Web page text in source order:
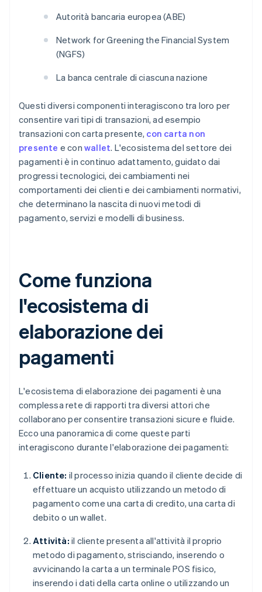
Autorità bancaria europea (ABE)
Network for Greening the Financial System
(NGFS)
La banca centrale di ciascuna nazione
Questi diversi componenti interagiscono tra loro per
consentire vari tipi di transazioni, ad esempio
transazioni con carta presente, con carta non
presente e conwallet. L'ecosistema del settore dei
pagamenti è in continuo adattamento, guidato dai
progressi tecnologici, dei cambiamenti nei
comportamenti dei clienti e dei cambiamenti normativi,
che determinano la nascita di nuovi metodi di
pagamento, servizi e modelli di business.
Come funziona
l'ecosistema di
elaborazione dei
pagamenti
L'ecosistema di elaborazione dei pagamenti è una
complessa rete di rapporti tra diversi attori che
collaborano per consentire transazioni sicure e fluide.
Ecco una panoramica di come queste parti
interagiscono durante l'elaborazione dei pagamenti:
Cliente: il processo inizia quando il cliente decide di
effettuare un acquisto utilizzando un metodo di
pagamento come una carta di credito, una carta di
debito o un wallet.
Attività: il cliente presenta all'attività il proprio
metodo di pagamento, strisciando, inserendo o
avvicinando la carta a un terminale POS fisico,
inserendo i dati della carta online o utilizzando un